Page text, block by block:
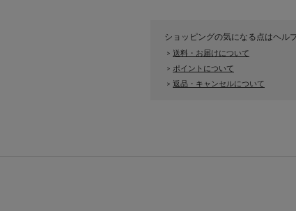
ショッピングの気になる点はヘル
> 送料・お届けについて
> ポイントについて
> 返品・キャンセルについて